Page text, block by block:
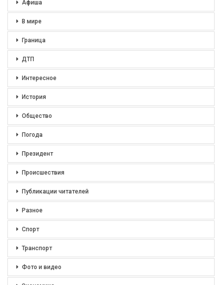
Афиша
В мире
Граница
ДТП
Интересное
История
Общество
Погода
Президент
Происшествия
Публикации читателей
Разное
Спорт
Транспорт
Фото и видео